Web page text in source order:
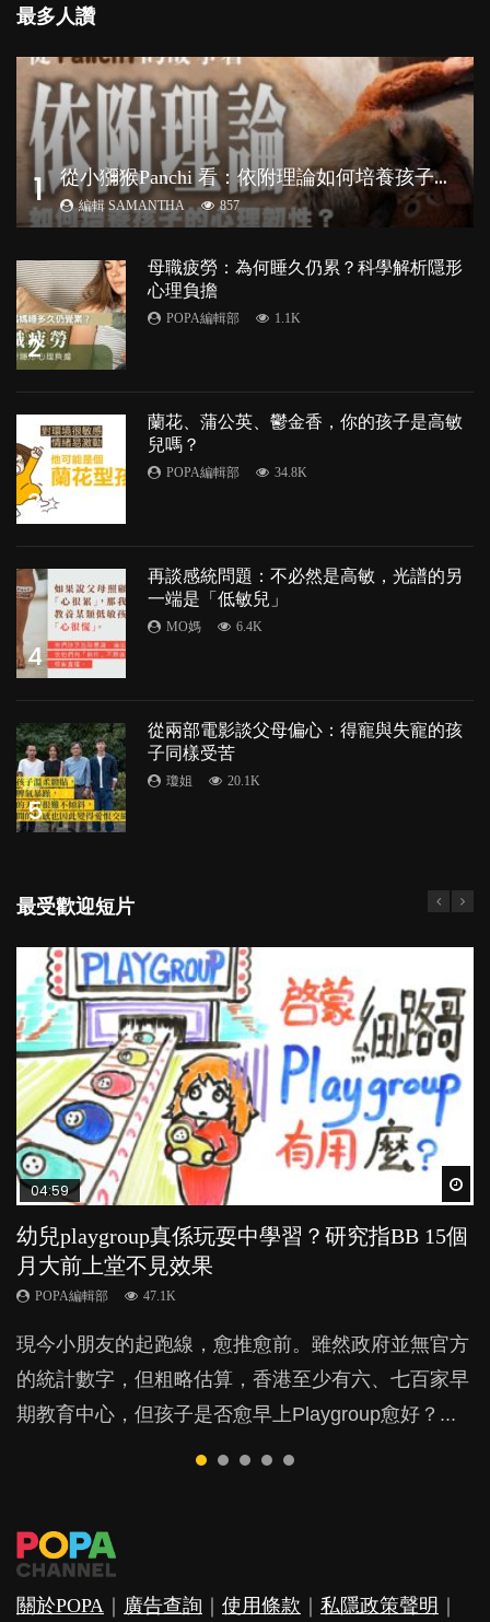
最多人讚
1 從
小獼猴Panchi 看：依附理論如何培養孩子心理韌性？
編輯 SAMANTHA 857
2
母職疲勞：為何睡久仍累？科學解析隱形
心理負擔
POPA編輯部 1.1K
3
蘭花、蒲公英、鬱金香，你的孩子是高敏
兒嗎？
POPA編輯部 34.8K
4
再談感統問題：不必然是高敏，光譜的另
一端是「低敏兒」
MO媽 6.4K
5
從兩部電影談父母偏心：得寵與失寵的孩
子同樣受苦
瓊姐 20.1K
最受歡迎短片
04:59
幼兒playgroup真係玩耍中學習？研究指BB 15個
月大前上堂不見效果
POPA編輯部 47.1K
現今小朋友的起跑線，愈推愈前。雖然政府並無官方
的統計數字，但粗略估算，香港至少有六、七百家早
期教育中心，但孩子是否愈早上Playgroup愈好？...
03:39
幼稚園遊戲課 如何刺激幼兒自發學習取代獎勵
與懲罰？
POPA編輯部 33.1K
由美國學者所創的 tools of the mind 課程，學生以遊
戲方式學習，學術能力和自制能力亦明顯比其他小朋
友優勝，到底這課程有何特別之處？...
03:02
老公患產後憂鬱症對BB的影響
POPA編輯部 15.9K
鬱，影響日常生活，嚴重的甚至會有自殺，或傷害小
朋友的念頭。但為何爸爸患上產後抑鬱往往難以察
覺？...
04:06
全職好？在職好？｜全職媽媽與在職媽媽的壓
力與價值
POPA編輯部 25.8K
許多媽媽心底可能都有一刻掙扎過：究竟全職好，還
是在職好。雖說每個家庭都有自己的獨特狀況和考慮
因素，但原來全職和在職媽媽所養育的子女其實都各
03:41
BB口腔期乜都放入口，父母該制止還是放手？
POPA編輯部 25.5K
成吮手指的習慣，大個就很難戒，但原來一刀切阻止
他們放東西入口，隨時會影響孩子的身心發展？...
關於POPA 廣告查詢 使用條款 私隱政策聲明